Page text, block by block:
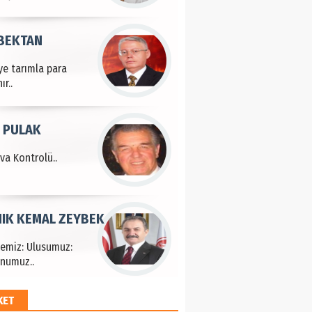
tarımla para
Kontrolü..
PULAK
Ulusumuz:
KEMAL ZEYBEK
HAYRİ PEKER